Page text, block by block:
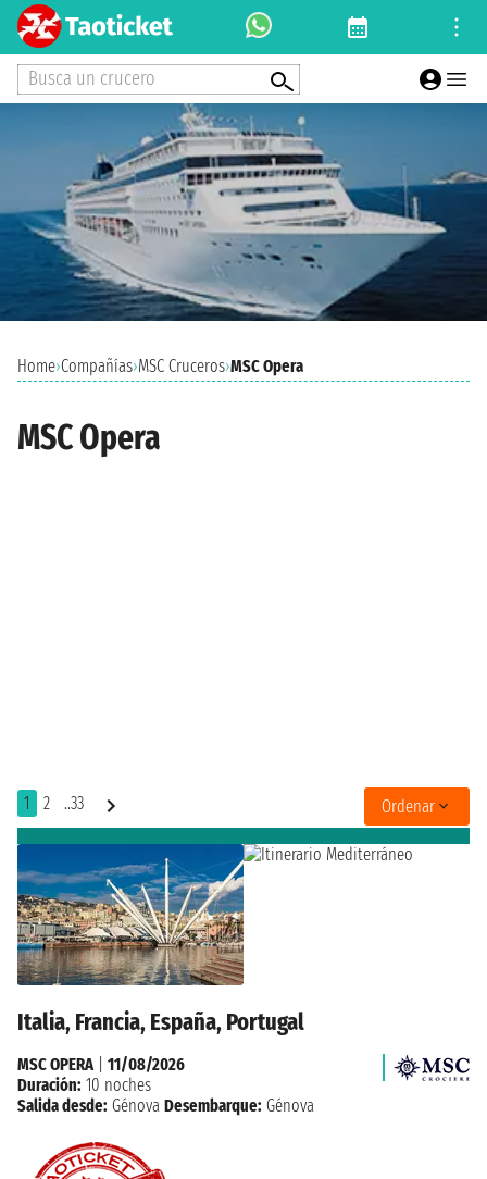
Busca un crucero
Home›Compañías›MSC Cruceros›MSC Opera
MSC Opera
1 2 ..33 Ordenar
Italia, Francia, España, Portugal
MSC OPERA
11/08/2026
Duración: 10 noches
Salida desde: Génova Desembarque: Génova